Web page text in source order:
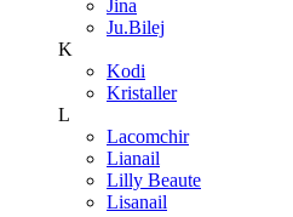
Jina
Ju.Bilej
K
Kodi
Kristaller
L
Lacomchir
Lianail
Lilly Beaute
Lisanail